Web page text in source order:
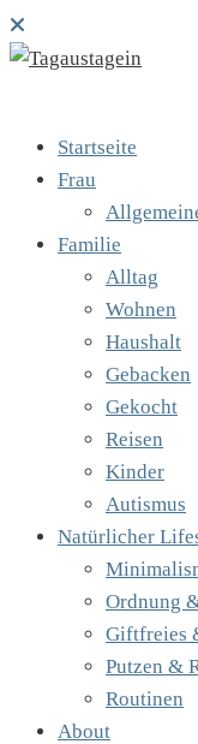
Startseite
Frau
Familie
Alltag
Wohnen
Haushalt
Gebacken
Gekocht
Reisen
Kinder
Autismus
Natürlicher
Ordnung
Giftfreies
Putzen &
Routinen
About